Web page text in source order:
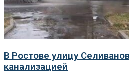
В Ростове улицу
канализацией